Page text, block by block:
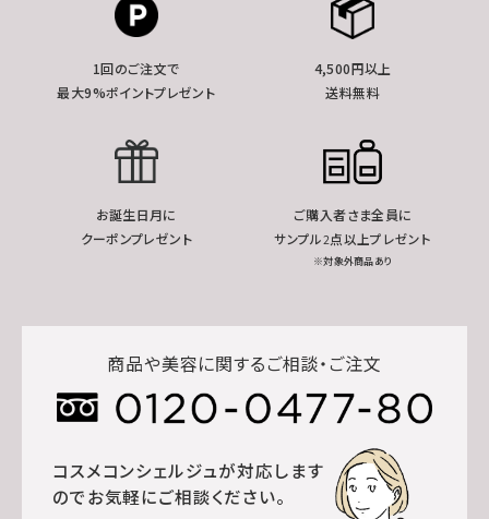
1回のご注文で
最大9%ポイントプレゼント
4,500円以上
送料無料
お誕生日月に
クーポンプレゼント
ご購入者さま全員に
サンプル2点以上プレゼント
※対象外商品あり
商品や美容に関するご相談・ご注文
コスメコンシェルジュが対応します
のでお気軽にご相談ください。